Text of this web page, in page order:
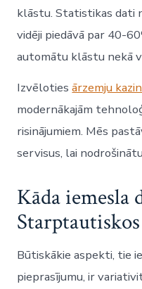
klāstu. Statistikas dati
vidēji piedāvā par 40-
automātu klāstu nekā
Izvēlotiesārzemju
modernākajām
risinājumiem. Mēs
servisus, lai
Kāda iemesla
Būtiskākie aspekti, tie
pieprasījumu, ir